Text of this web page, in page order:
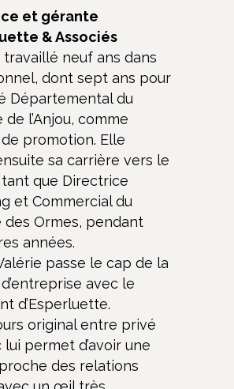
et gérante
& Associés
travaillé neuf ans dans
dont sept ans pour
Départemental du
de l’Anjou, comme
promotion. Elle
sa carrière vers le
que Directrice
et Commercial du
des Ormes, pendant
années.
passe le cap de la
avec le
d’Esperluette.
original entre privé
permet d’avoir une
des relations